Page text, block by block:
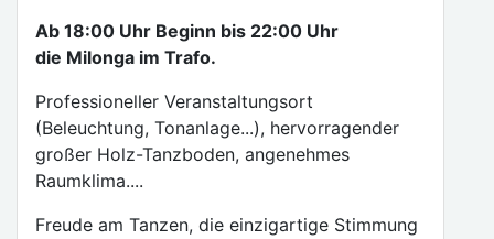
Ab 18:00 Uhr Beginn bis 22:00 Uhr
die Milonga im Trafo.
Professioneller Veranstaltungsort
(Beleuchtung, Tonanlage...), hervorragender
großer Holz-Tanzboden, angenehmes
Raumklima....
Freude am Tanzen, die einzigartige Stimmung